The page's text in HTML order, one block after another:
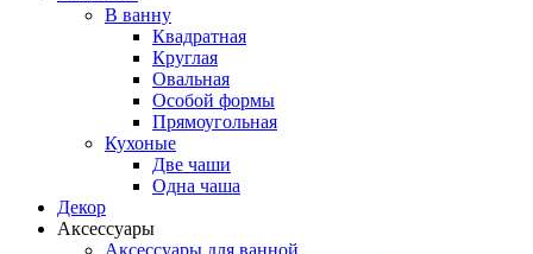
В ванну
Квадратная
Круглая
Овальная
Особой формы
Прямоугольная
Кухоные
Две чаши
Одна чаша
Декор
Аксессуары
Аксессуары для ванной